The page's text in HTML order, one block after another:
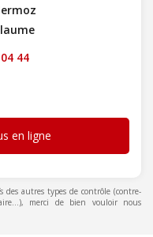
44
en ligne
autres types de contrôle (contre-
merci de bien vouloir nous